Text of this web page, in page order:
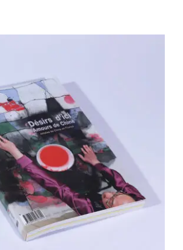
n°30 – Désirs d’ici Amours
de Chine